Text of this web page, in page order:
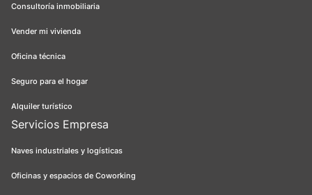
Consultoría inmobiliaria
Vender mi vivienda
Oficina técnica
Seguro para el hogar
Alquiler turístico
Servicios Empresa
Naves industriales y logísticas
Oficinas y espacios de Coworking